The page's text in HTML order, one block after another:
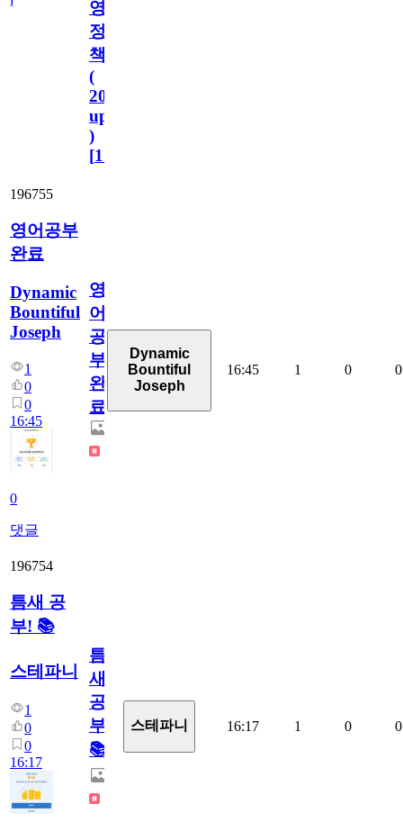
영
정
책
(
2023.11.1
update
)
[110
196755
영어공부
완료
Dynamic
Bountiful
Joseph
1
0
0
16:45
0
댓글
영
어
공
부
완
료
Dynamic
Bountiful
Joseph
16:45 1 0 0
196754
틈새 공
부! 📚
스테파니
1
0
0
16:17
틈
새
공
부!
📚
스테파니 16:17 1 0 0